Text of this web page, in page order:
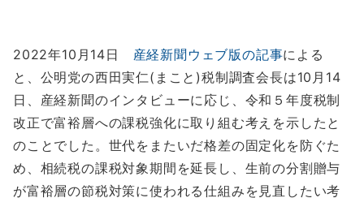
2022年10月14日 産経新聞ウェブ版の記事による
と、公明党の西田実仁(まこと)税制調査会長は10月14
日、産経新聞のインタビューに応じ、令和５年度税制
改正で富裕層への課税強化に取り組む考えを示したと
のことでした。世代をまたいだ格差の固定化を防ぐた
め、相続税の課税対象期間を延長し、生前の分割贈与
が富裕層の節税対策に使われる仕組みを見直したい考